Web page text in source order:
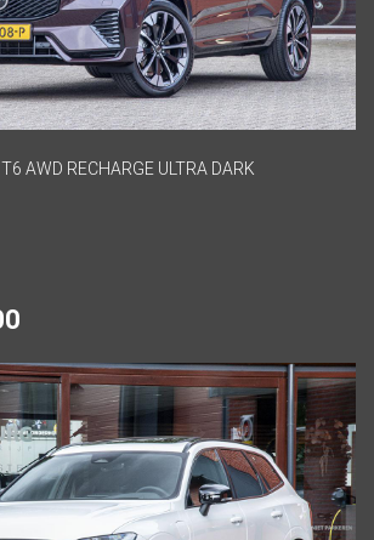
AWD RECHARGE ULTRA DARK